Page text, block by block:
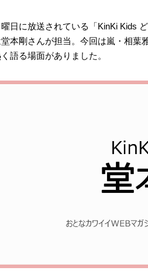
日に放送されている「KinKi Kids
本剛さんが担当。今回は嵐・相葉
語る場面がありました。